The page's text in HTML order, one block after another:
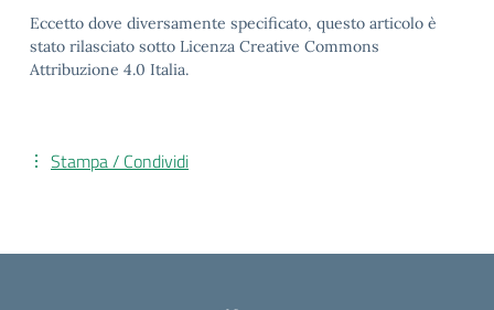
Eccetto dove diversamente specificato, questo articolo è
stato rilasciato sotto Licenza Creative Commons
Attribuzione 4.0 Italia.
Stampa / Condividi